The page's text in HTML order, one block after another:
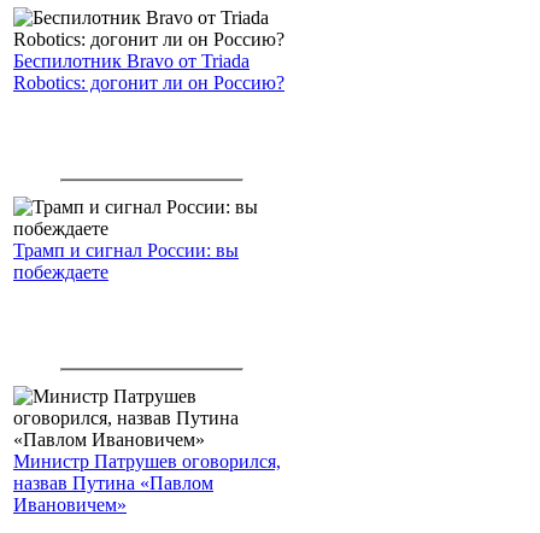
Беспилотник Bravo от Triada
Robotics: догонит ли он Россию?
Трамп и сигнал России: вы
побеждаете
Министр Патрушев оговорился,
назвав Путина «Павлом
Ивановичем»